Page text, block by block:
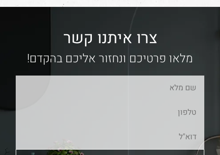
צרו איתנו קשר
מלאו פרטיכם ונחזור אליכם בהקדם!